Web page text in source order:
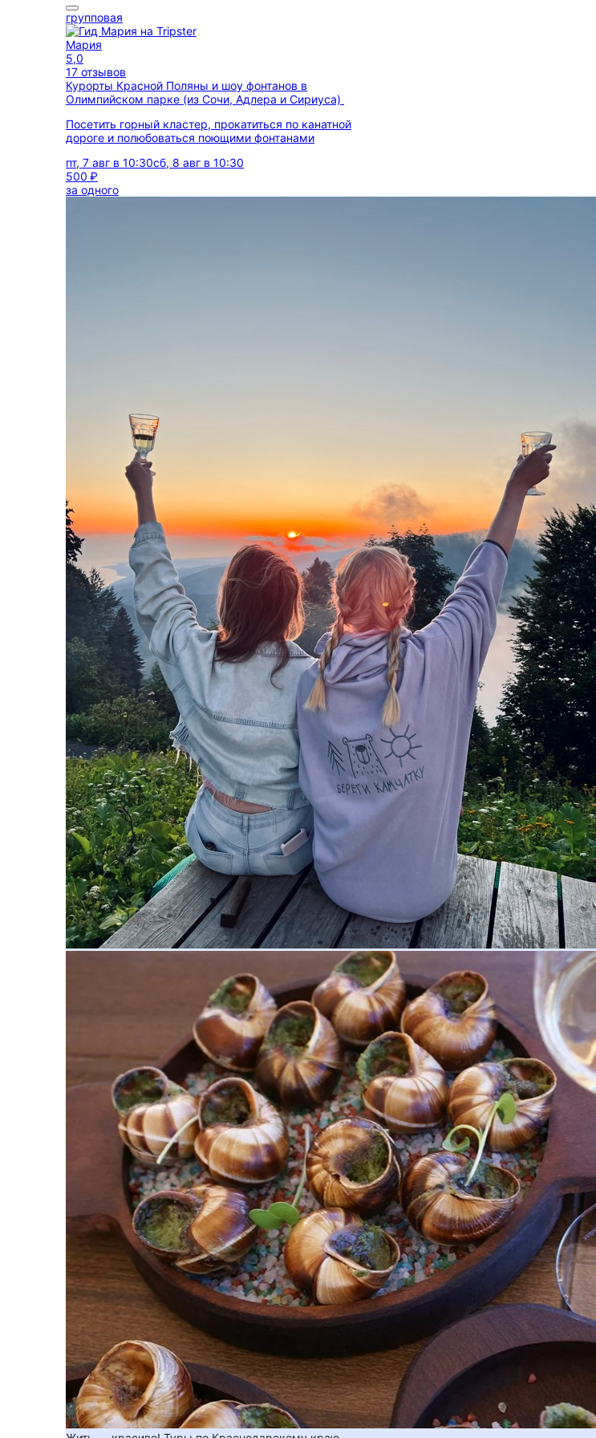
групповая
Мария
5,0
17 отзывов
Курорты Красной Поляны и шоу фонтанов в
Олимпийском парке (из Сочи, Адлера и Сириуса)
Посетить горный кластер, прокатиться по канатной
дороге и полюбоваться поющими фонтанами
пт, 7 авг в 10:30сб, 8 авг в 10:30
500 ₽
за одного